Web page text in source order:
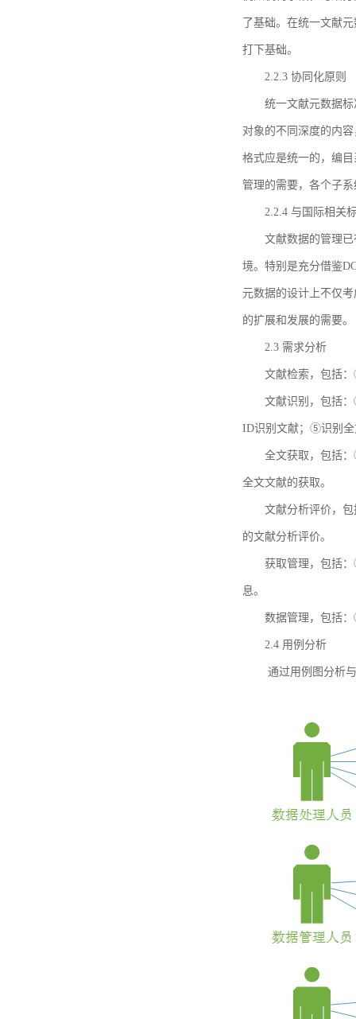
了基础。在统一文献
打下基础。
2.2.3 协同化原则
统一文献元数据
对象的不同深度的内
格式应是统一的，编
管理的需要，各个子
2.2.4 与国际相关
文献数据的管理
境。特别是充分借鉴
元数据的设计上不仅
的扩展和发展的需要。
2.3 需求分析
文献检索，包括
文献识别，包括
ID识别文献；⑤识别全
全文获取，包括
全文文献的获取。
文献分析评价，
的文献分析评价。
获取管理，包括
息。
数据管理，包括
2.4 用例分析
通过用例图分析